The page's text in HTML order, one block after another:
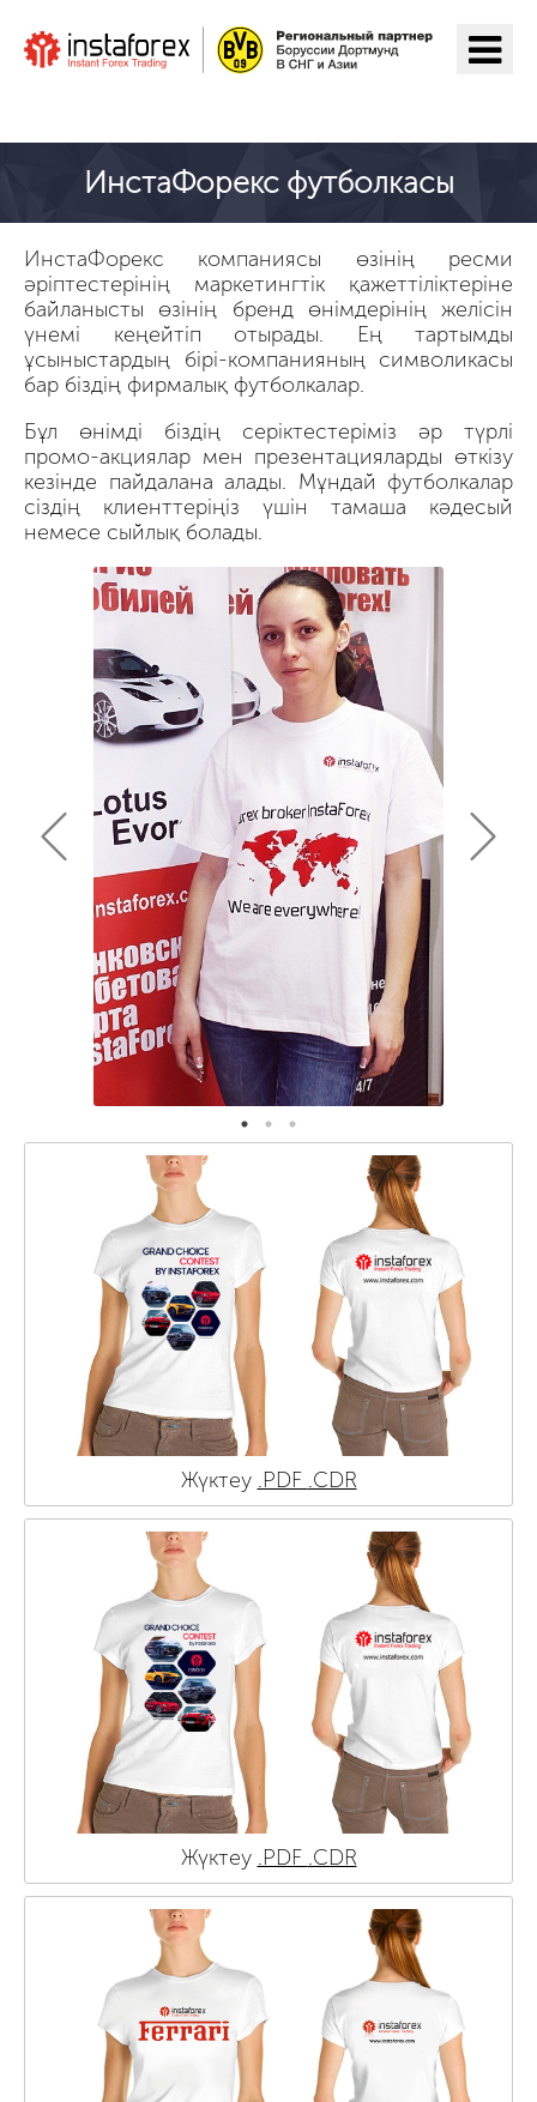
ИнстаФорекс футболкасы
ИнстаФорекс компаниясы өзінің ресми
әріптестерінің маркетингтік қажеттіліктеріне
байланысты өзінің бренд өнімдерінің желісін
үнемі кеңейтіп отырады. Ең тартымды
ұсыныстардың бірі-компанияның символикасы
бар біздің фирмалық футболкалар.
Бұл өнімді біздің серіктестеріміз әр түрлі
промо-акциялар мен презентацияларды өткізу
кезінде пайдалана алады. Мұндай футболкалар
сіздің клиенттеріңіз үшін тамаша кәдесый
немесе сыйлық болады.
Жүктеу .PDF .CDR
Жүктеу .PDF .CDR